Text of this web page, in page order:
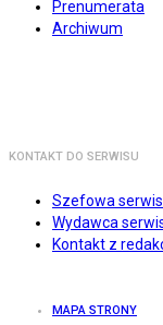
Prenumerata
Archiwum
KONTAKT DO SERWISU
Szefowa
Wydawca
Kontakt z
MAPA STRONY